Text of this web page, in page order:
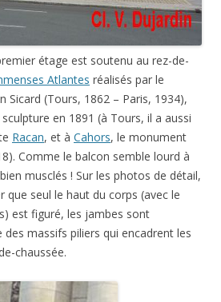
étage est soutenu au rez-de-
Atlantes réalisés par le
Sicard (Tours, 1862 – Paris, 1934),
en 1891 (à Tours, il a aussi
Racan, et à Cahors, le monument
Comme le balcon semble lourd à
musclés ! Sur les photos de détail,
que seul le haut du corps (avec le
est figuré, les jambes sont
massifs piliers qui encadrent les
chaussée.